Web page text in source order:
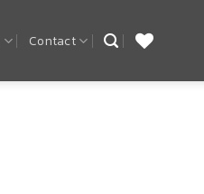
Contact